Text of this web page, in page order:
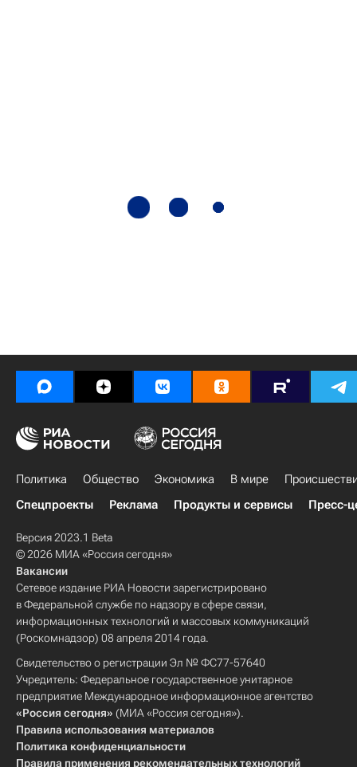
Политика Общество Экономика В мире
Спецпроекты
Реклама Продукты и сервисы Пресс-
Версия 2023.1 Beta
© 2026 МИА «Россия сегодня»
Вакансии
Сетевое издание РИА Новости зарегистрировано
в Федеральной службе по надзору в сфере связи,
информационных технологий и массовых коммуникаций
(Роскомнадзор) 08 апреля 2014 года.
Свидетельство о регистрации Эл № ФС77-57640
Учредитель: Федеральное государственное унитарное
предприятие Международное информационное агентство
«Россия сегодня» (МИА «Россия сегодня»).
Правила использования материалов
Политика конфиденциальности
Правила применения рекомендательных технологий